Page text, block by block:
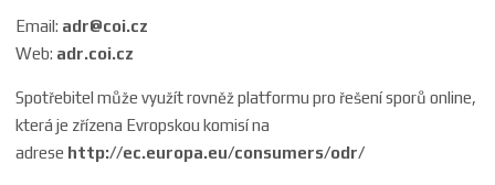
Email: adr@coi.cz
Web: adr.coi.cz
Spotřebitel může využít rovněž platformu pro řešení sporů online,
která je zřízena Evropskou komisí na
adrese http://ec.europa.eu/consumers/odr/